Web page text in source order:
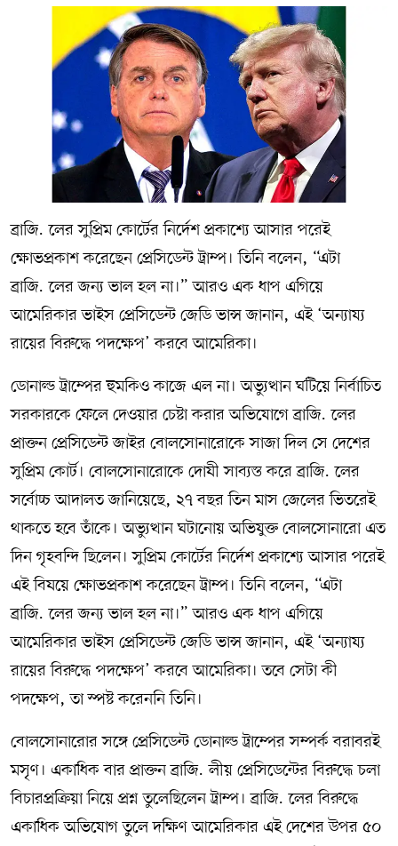
ব্রাজ়িলের সুপ্রিম কোর্টের নির্দেশ প্রকাশ্যে আসার পরেই
ক্ষোভপ্রকাশ করেছেন প্রেসিডেন্ট ট্রাম্প। তিনি বলেন, “এটা
ব্রাজ়িলের জন্য ভাল হল না।” আরও এক ধাপ এগিয়ে
আমেরিকার ভাইস প্রেসিডেন্ট জেডি ভান্স জানান, এই ‘অন্যায্য
রায়ের বিরুদ্ধে পদক্ষেপ’ করবে আমেরিকা।
ডোনাল্ড ট্রাম্পের হুমকিও কাজে এল না। অভ্যুত্থান ঘটিয়ে নির্বাচিত
সরকারকে ফেলে দেওয়ার চেষ্টা করার অভিযোগে ব্রাজ়িলের
প্রাক্তন প্রেসিডেন্ট জাইর বোলসোনারোকে সাজা দিল সে দেশের
সুপ্রিম কোর্ট। বোলসোনারোকে দোষী সাব্যস্ত করে ব্রাজ়িলের
সর্বোচ্চ আদালত জানিয়েছে, ২৭ বছর তিন মাস জেলের ভিতরেই
থাকতে হবে তাঁকে। অভ্যুত্থান ঘটানোয় অভিযুক্ত বোলসোনারো এত
দিন গৃহবন্দি ছিলেন। সুপ্রিম কোর্টের নির্দেশ প্রকাশ্যে আসার পরেই
এই বিষয়ে ক্ষোভপ্রকাশ করেছেন ট্রাম্প। তিনি বলেন, “এটা
ব্রাজ়িলের জন্য ভাল হল না।” আরও এক ধাপ এগিয়ে
আমেরিকার ভাইস প্রেসিডেন্ট জেডি ভান্স জানান, এই ‘অন্যায্য
রায়ের বিরুদ্ধে পদক্ষেপ’ করবে আমেরিকা। তবে সেটা কী
পদক্ষেপ, তা স্পষ্ট করেননি তিনি।
বোলসোনারোর সঙ্গে প্রেসিডেন্ট ডোনাল্ড ট্রাম্পের সম্পর্ক বরাবরই
মসৃণ। একাধিক বার প্রাক্তন ব্রাজ়িলীয় প্রেসিডেন্টের বিরুদ্ধে চলা
বিচারপ্রক্রিয়া নিয়ে প্রশ্ন তুলেছিলেন ট্রাম্প। ব্রাজ়িলের বিরুদ্ধে
একাধিক অভিযোগ তুলে দক্ষিণ আমেরিকার এই দেশের উপর ৫০